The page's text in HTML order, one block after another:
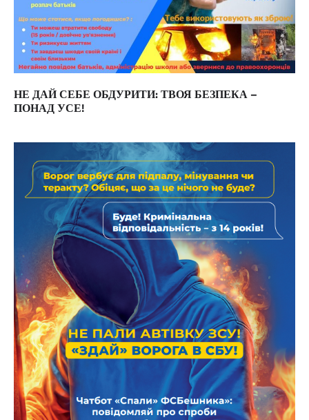
НЕ ДАЙ СЕБЕ ОБДУРИТИ: ТВОЯ БЕЗПЕКА –
ПОНАД УСЕ!